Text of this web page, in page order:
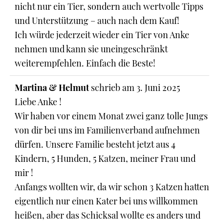
nicht nur ein Tier, sondern auch wertvolle Tipps
und Unterstützung – auch nach dem Kauf!
Ich würde jederzeit wieder ein Tier von Anke
nehmen und kann sie uneingeschränkt
weiterempfehlen. Einfach die Beste!
Martina & Helmutschrieb am 3. Juni 2025
Liebe Anke !
Wir haben vor einem Monat zwei ganz tolle Jungs
von dir bei uns im Familienverband aufnehmen
dürfen. Unsere Familie besteht jetzt aus 4
Kindern, 5 Hunden, 5 Katzen, meiner Frau und
mir !
Anfangs wollten wir, da wir schon 3 Katzen hatten
eigentlich nur einen Kater bei uns willkommen
heißen, aber das Schicksal wollte es anders und